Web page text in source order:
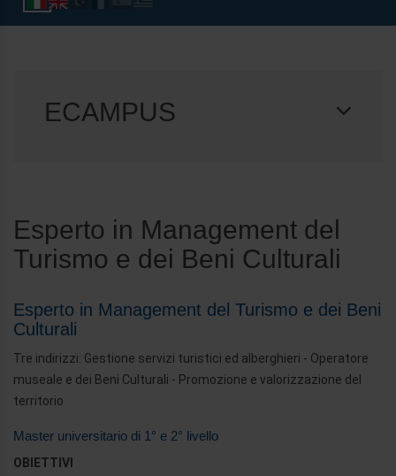
ECAMPUS
Esperto in Management del
Turismo e dei Beni Culturali
Esperto in Management del Turismo e dei Beni
Culturali
Tre indirizzi: Gestione servizi turistici ed alberghieri - Operatore
museale e dei Beni Culturali - Promozione e valorizzazione del
territorio
Master universitario di 1° e 2° livello
OBIETTIVI